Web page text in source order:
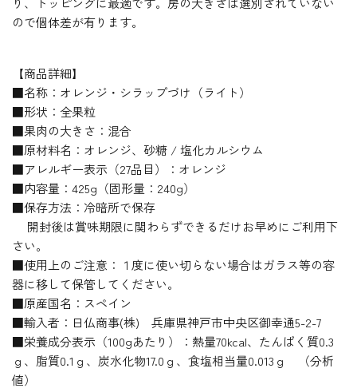
ので個体差が有ります。
【商品詳細】
■名称：オレンジ・シラップづけ（ライト）
■形状：全果粒
■果肉の大きさ：混合
■原材料名：オレンジ、砂糖 / 塩化カルシウム
■アレルギー表示（27品目）：オレンジ
■内容量：425g（固形量：240g）
■保存方法：冷暗所で保存
開封後は賞味期限に関わらずできるだけお早めにご利用下
さい。
■使用上のご注意：１度に使い切らない場合はガラス等の容
器に移して保管してください。
■原産国名：スペイン
■輸入者：日仏商事(株) 兵庫県神戸市中央区御幸通5-2-7
■栄養成分表示（100gあたり）：熱量70kcal、たんぱく質0.3
ｇ、脂質0.1ｇ、炭水化物17.0ｇ、食塩相当量0.013ｇ （分析
値）